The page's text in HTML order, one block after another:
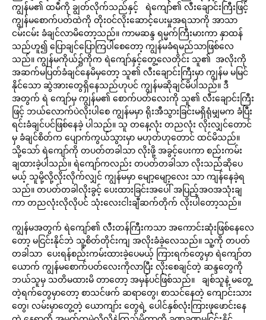
ကျွန်မ၏ ထမီကို ချွတ်လိုက်သည်နှင့် ရဲကျော်၏ လီးချောင်းကြီးဖြင့်
ကျွန်မစောက်ပတ်ထဲကို တိုးဝင်လိုးဆောင့်ပေးမှုအရသာကို အာသာ
ငမ်းငမ်း ခံချင်လာမိတော့သည်။ ကာမဆန္ဒ ရမ္မက်ကြီးမားကာ နှာထန်
သည်ဟူ၍ ပြောချင်ပြောကြပါစေတော့ ကျွန်မခံရမည်သာဖြစ်လေ
သည်။ ကျွန်မကိုယ်၌ကိုက ရဲကျော်နှင့်တွေ့လေတိုင်း သူ၏ အလိုးကို
အဆက်မပြတ်ခံချင်နေမိမှတော့ သူ၏ လီးချောင်းကြီးမှာ ကျွန်မ မမြင်
နိုင်သော ဆွဲအားတွေရှိနေသည်ဟုပင် ကျွန်မဆိုချင်မိပါသည်။ ဒီ
အတွက် ရဲ ကျော်မှ ကျွန်မ၏ စောက်ပတ်လေးကို သူ၏ လီးချောင်းကြီး
ဖြင့် ဘယ်လောက်ပဲလိုးပါစေ ကျွန်မမှာ ရိုးအီသွားခြင်းမရှိရုံမျှမက ခံပြီး
ရင်းခံချင်ပင်ဖြစ်နေခဲ့ ပါသည်။ သူ တနေ့လုံး တညလုံး လိုးလျှင်တောင်
မှ ခံချင်စိတ်က ပျောက်ကွယ်သွားမှာ မဟုတ်ဟုတောင် ထင်မိသည်။
သို့သော် ရဲကျော်ကို တပတ်တခါသာ လိုးဖို့ အခွင့်ပေးကာ စည်းကမ်း
ချထားခဲ့ပါသည်။ ရဲကျော်ကလည်း တပတ်တခါသာ လိုးသည်ဆိုပေ
မယ့် သူမို့လို့လိုးလိုက်လျှင် ကျွန်မမှာ မျော့မျော့လေး သာ ကျန်နေခဲ့ရ
သည်။ တပတ်တခါလိုးခွင့် ပေးထားခြင်းအပေါ် အပြည့်အဝအသုံးချ
ကာ တညလုံးလိုလိုပင် သုံးလေးငါးချီဆက်တိုက် လိုးပါတော့သည်။
ကျွန်မအတွက် ရဲကျော်၏ လီးတန်ကြီးကသာ အကောင်းဆုံးဖြစ်နေလေ
တော့ မငြင်းနိုင်ဘဲ သူ့စိတ်တိုင်းကျ အလိုးခံခဲ့လေသည်။ သူ့ကို တပတ်
တခါသာ ပေးရန်စည်းကမ်းထားခဲ့ပေမယ့် ကြားရက်တွေမှာ ရဲကျော်တ
ယောက် ကျွန်မစောက်ပတ်လေးကိုလာပြီး လိုးစေချင်တဲ့ ဆန္ဒတွေကို
ဘယ်သူမှ သတိမထားမိ တာတော့ အမှန်ပင်ဖြစ်သည်။ ချစ်သူနဲ့ မတွေ့
တဲ့ရက်တွေမှာတော့ စာသင်ဖက် ဆရာတွေ၊ စာသင်နေတဲ့ ကျောင်းသား
တွေ၊ လမ်းမှာတွေ့တဲ့ ယောကျာ်း တွေရဲ့ ပေါင်နှစ်လုံးကြားဖုဖောင်းနေ